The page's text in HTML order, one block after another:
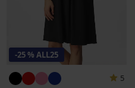
-25 % ALL25
5